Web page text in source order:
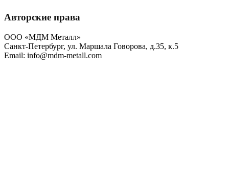
Авторские права
ООО «МДМ Металл»
Санкт-Петербург, ул. Маршала Говорова, д.35, к.5
Email: info@mdm-metall.com